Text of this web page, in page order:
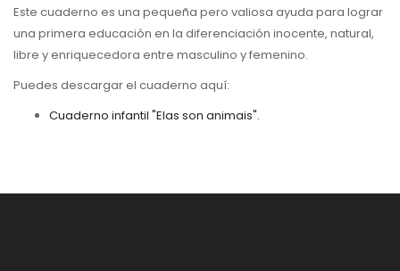
Este cuaderno es una pequeña pero valiosa ayuda para lograr
una primera educación en la diferenciación inocente, natural,
libre y enriquecedora entre masculino y femenino.
Puedes descargar el cuaderno aquí:
Cuaderno infantil "Elas son animais".